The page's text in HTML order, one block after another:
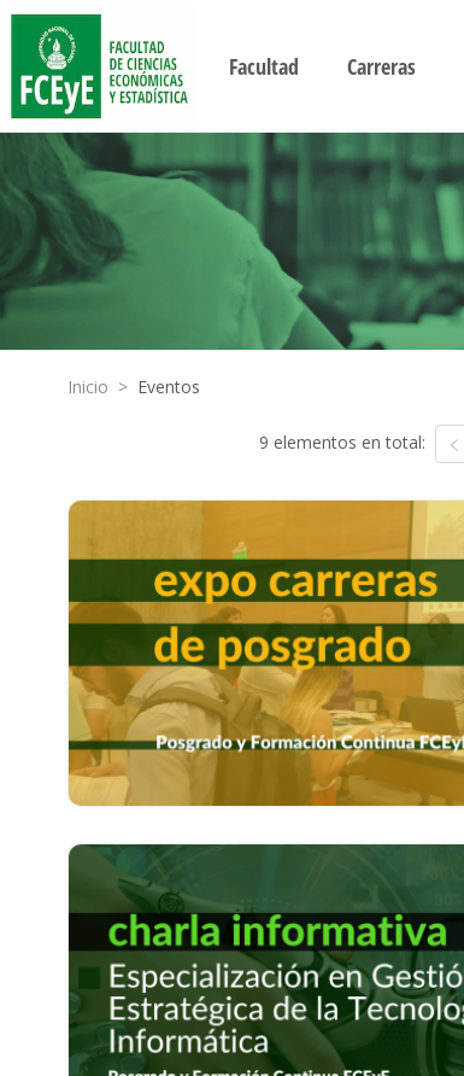
Facultad Carreras
Inicio > Eventos
9 elementos en total: